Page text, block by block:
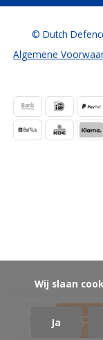
Algemene
© Dutch
Ja